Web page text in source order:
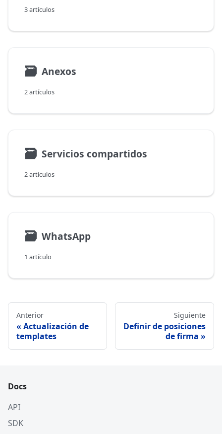
3 artículos
🗃 Anexos
2 artículos
🗃 Servicios compartidos
2 artículos
🗃 WhatsApp
1 artículo
Anterior
Actualización de
templates
Siguiente
Definir de posiciones
de firma
Docs
API
SDK